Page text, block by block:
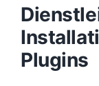
Konzept
Design
Plugins